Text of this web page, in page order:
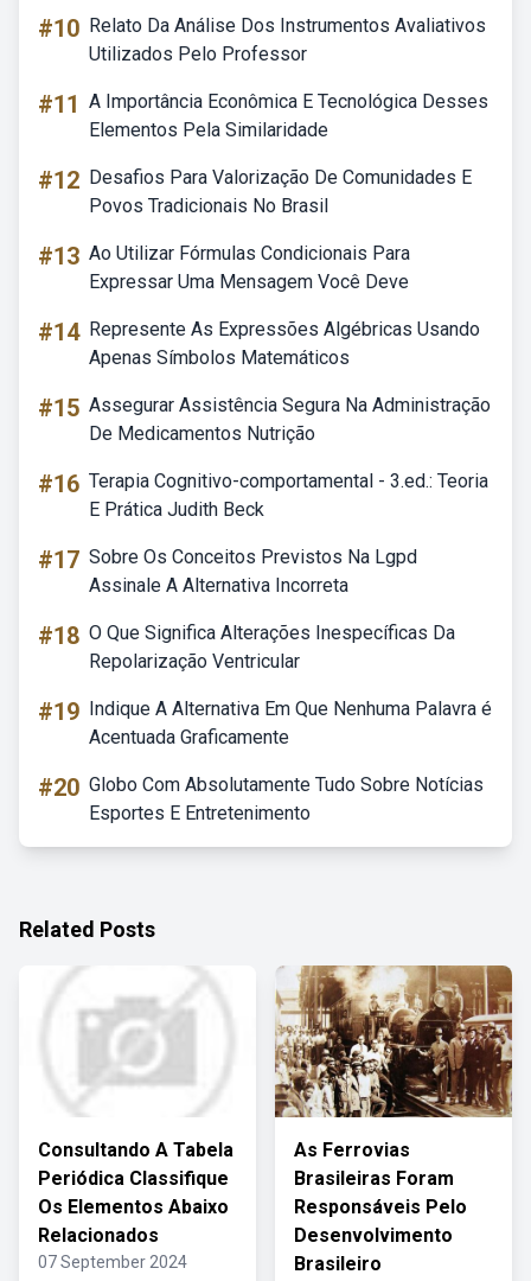
#10 Relato Da Análise Dos Instrumentos Avaliativos
Utilizados Pelo Professor
#11 A Importância Econômica E Tecnológica Desses
Elementos Pela Similaridade
#12 Desafios Para Valorização De Comunidades E
Povos Tradicionais No Brasil
#13 Ao Utilizar Fórmulas Condicionais Para
Expressar Uma Mensagem Você Deve
#14 Represente As Expressões Algébricas Usando
Apenas Símbolos Matemáticos
#15 Assegurar Assistência Segura Na Administração
De Medicamentos Nutrição
#16 Terapia Cognitivo-comportamental - 3.ed.: Teoria
E Prática Judith Beck
#17 Sobre Os Conceitos Previstos Na Lgpd
Assinale A Alternativa Incorreta
#18 O Que Significa Alterações Inespecíficas Da
Repolarização Ventricular
#19 Indique A Alternativa Em Que Nenhuma Palavra é
Acentuada Graficamente
#20 Globo Com Absolutamente Tudo Sobre Notícias
Esportes E Entretenimento
Related Posts
Consultando A Tabela
Periódica Classifique
Os Elementos Abaixo
Relacionados
07 September 2024
As Ferrovias
Brasileiras Foram
Responsáveis Pelo
Desenvolvimento
Brasileiro